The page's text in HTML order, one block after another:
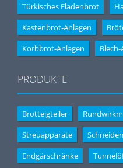
Türkisches Fladenbrot
Kastenbrot-Anlagen
Korbbrot-Anlagen
PRODUKTE
Brotteigteiler
Streuapparate
Endgärschränke